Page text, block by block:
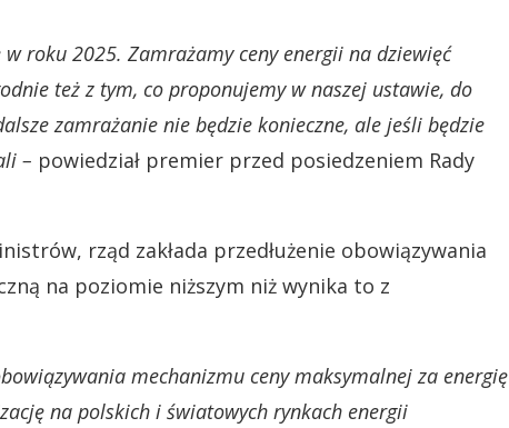
roku 2025. Zamrażamy ceny energii na dziewięć
też z tym, co proponujemy w naszej ustawie, do
zamrażanie nie będzie konieczne, ale jeśli będzie
– powiedział premier przed posiedzeniem Rady
rząd zakłada przedłużenie obowiązywania
na poziomie niższym niż wynika to z
mechanizmu ceny maksymalnej za energię
na polskich i światowych rynkach energii